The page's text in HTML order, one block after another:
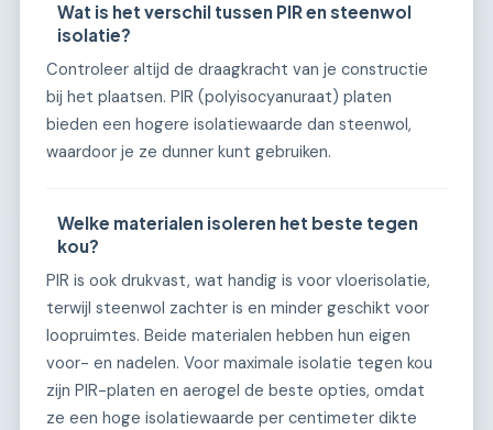
Wat is het verschil tussen PIR en steenwol
isolatie?
Controleer altijd de draagkracht van je constructie
bij het plaatsen. PIR (polyisocyanuraat) platen
bieden een hogere isolatiewaarde dan steenwol,
waardoor je ze dunner kunt gebruiken.
Welke materialen isoleren het beste tegen
kou?
PIR is ook drukvast, wat handig is voor vloerisolatie,
terwijl steenwol zachter is en minder geschikt voor
loopruimtes. Beide materialen hebben hun eigen
voor- en nadelen. Voor maximale isolatie tegen kou
zijn PIR-platen en aerogel de beste opties, omdat
ze een hoge isolatiewaarde per centimeter dikte